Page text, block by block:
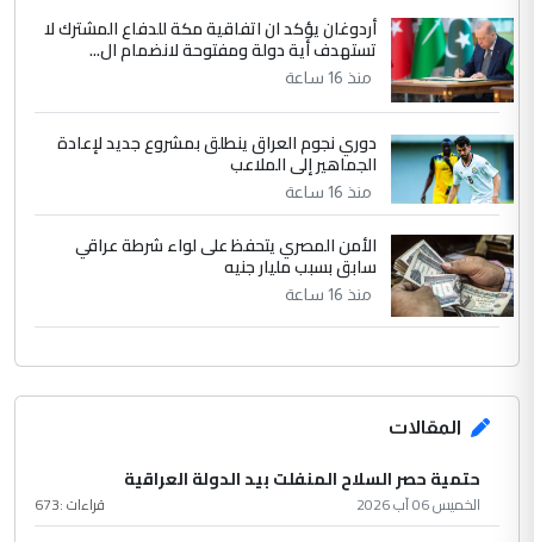
أردوغان يؤكد ان اتفاقية مكة للدفاع المشترك لا
تستهدف أية دولة ومفتوحة لانضمام ال...
منذ 16 ساعة
دوري نجوم العراق ينطلق بمشروع جديد لإعادة
الجماهير إلى الملاعب
منذ 16 ساعة
الأمن المصري يتحفظ على لواء شرطة عراقي
سابق بسبب مليار جنيه
منذ 16 ساعة
المقالات
حتمية حصر السلاح المنفلت بيد الدولة العراقية
الخميس 06 آب 2026 قراءات :673